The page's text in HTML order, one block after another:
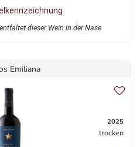
dieser Wein in der Nase
Emiliana
2025
trocken